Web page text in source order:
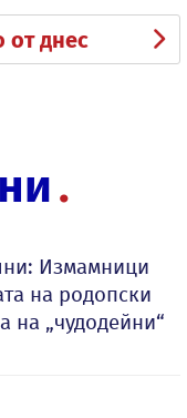
от днес
Измамници
на родопски
на „чудодейни“